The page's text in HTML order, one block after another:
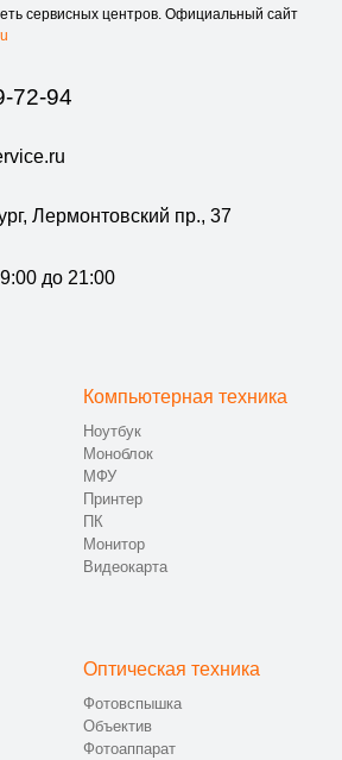
сервисных центров. Официальный сайт
72-94
Лермонтовский пр., 37
до 21:00
Компьютерная техника
Ноутбук
Моноблок
МФУ
Принтер
ПК
Монитор
Видеокарта
Оптическая техника
Фотовспышка
Объектив
Фотоаппарат